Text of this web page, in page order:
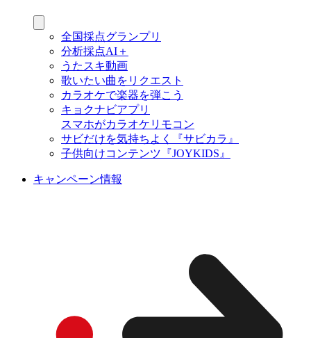
全国採点グランプリ
分析採点AI＋
うたスキ動画
歌いたい曲をリクエスト
カラオケで楽器を弾こう
キョクナビアプリ
スマホがカラオケリモコン
サビだけを気持ちよく『サビカラ』
子供向けコンテンツ『JOYKIDS』
キャンペーン情報